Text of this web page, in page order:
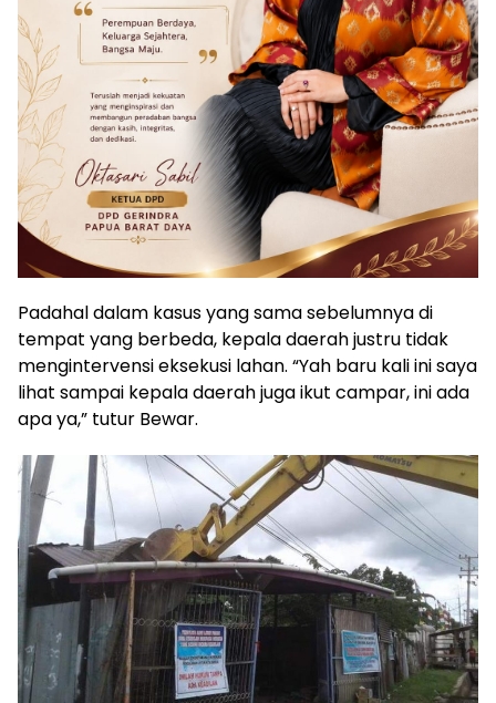
Padahal dalam kasus yang sama sebelumnya di
tempat yang berbeda, kepala daerah justru tidak
mengintervensi eksekusi lahan. “Yah baru kali ini saya
lihat sampai kepala daerah juga ikut campar, ini ada
apa ya,” tutur Bewar.